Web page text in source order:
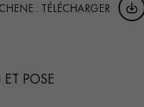
: TÉLÉCHARGER
POSE